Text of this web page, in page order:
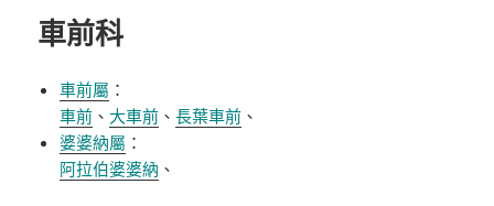
車前科
車前屬 ：
車前 、 大車前 、長葉車前 、
婆婆納屬 ：
阿拉伯婆婆納 、